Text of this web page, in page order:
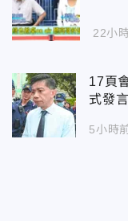
22小
17頁
式發
5小時